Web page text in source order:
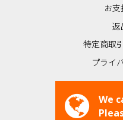
お
返
特定商取
プライ
We